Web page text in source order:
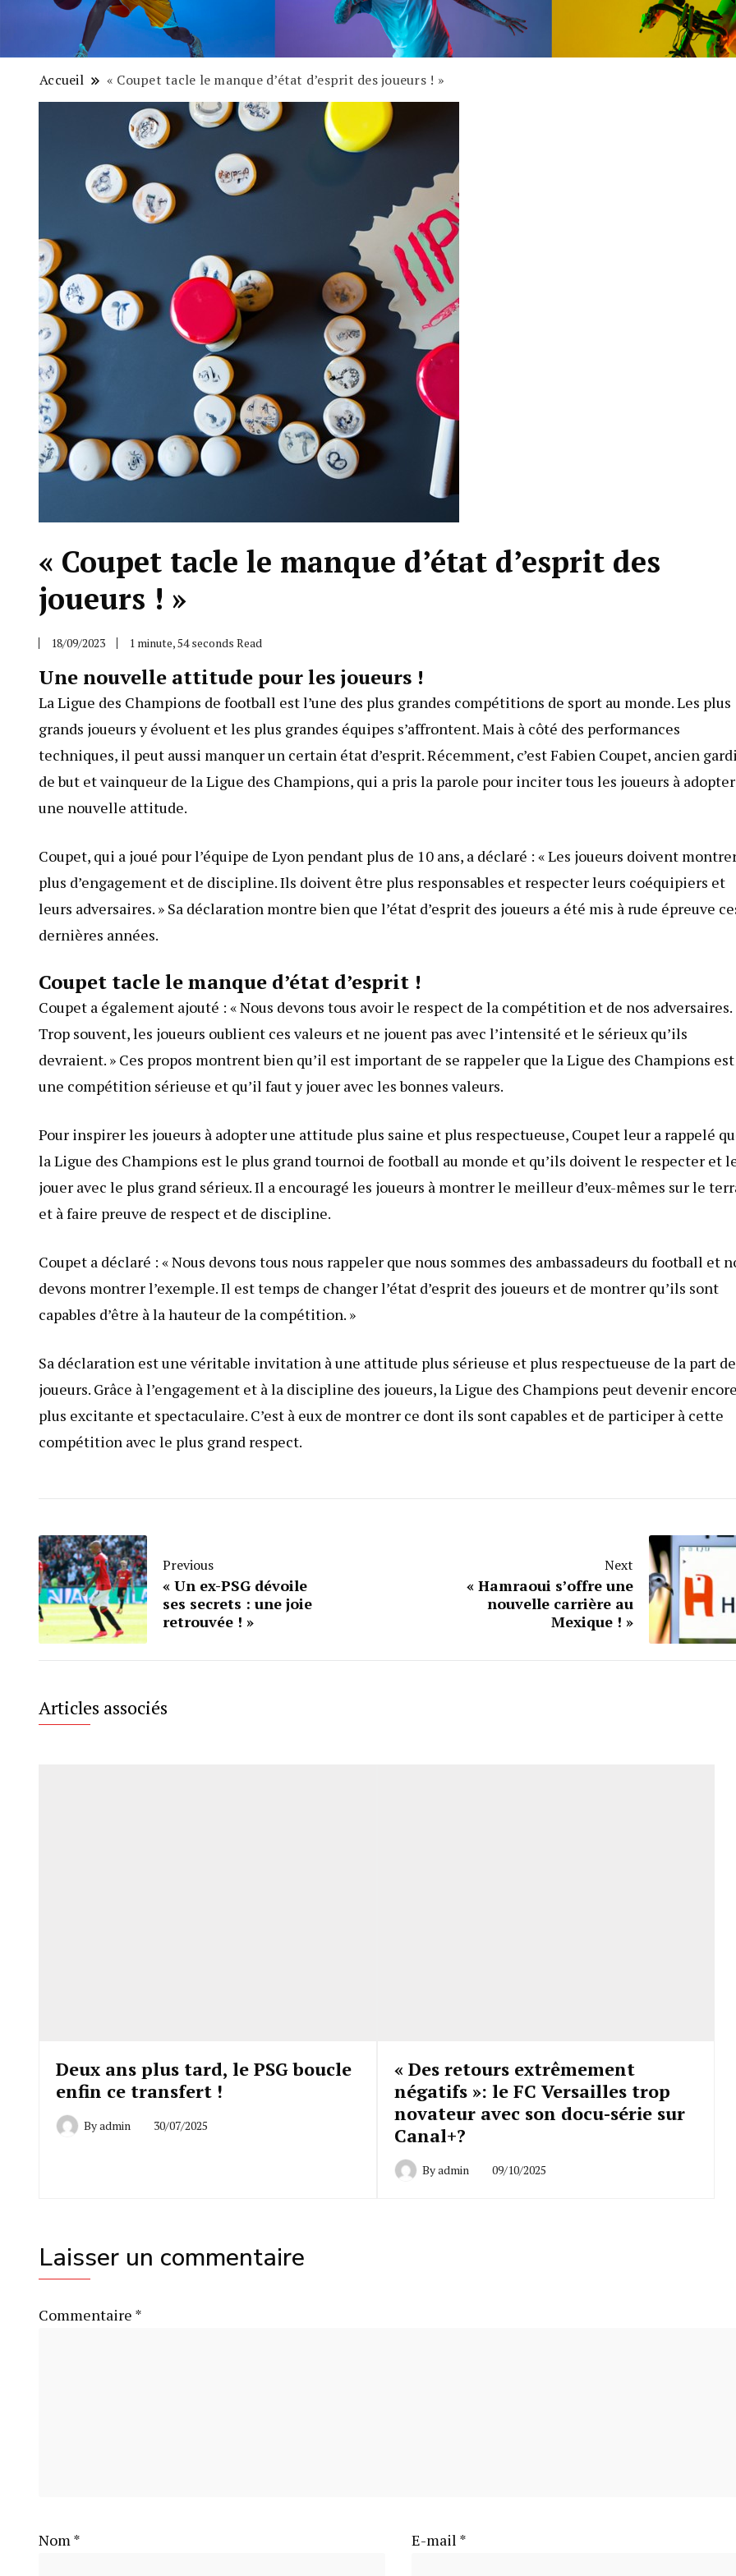
Accueil « Coupet tacle le manque d’état d’esprit des joueurs ! »
« Coupet tacle le manque d’état d’esprit des
joueurs ! »
18/09/2023 1 minute, 54 seconds Read
Une nouvelle attitude pour les joueurs !
La Ligue des Champions de football est l’une des plus grandes compétitions de sport au monde. Les plus
grands joueurs y évoluent et les plus grandes équipes s’affrontent. Mais à côté des performances
techniques, il peut aussi manquer un certain état d’esprit. Récemment, c’est Fabien Coupet, ancien
de but et vainqueur de la Ligue des Champions, qui a pris la parole pour inciter tous les joueurs à adopter
une nouvelle attitude.
Coupet, qui a joué pour l’équipe de Lyon pendant plus de 10 ans, a déclaré : « Les joueurs doivent
plus d’engagement et de discipline. Ils doivent être plus responsables et respecter leurs coéquipiers et
leurs adversaires. » Sa déclaration montre bien que l’état d’esprit des joueurs a été mis à rude épreuve
dernières années.
Coupet tacle le manque d’état d’esprit !
Coupet a également ajouté : « Nous devons tous avoir le respect de la compétition et de nos adversaires.
Trop souvent, les joueurs oublient ces valeurs et ne jouent pas avec l’intensité et le sérieux qu’ils
devraient. » Ces propos montrent bien qu’il est important de se rappeler que la Ligue des Champions est
une compétition sérieuse et qu’il faut y jouer avec les bonnes valeurs.
Pour inspirer les joueurs à adopter une attitude plus saine et plus respectueuse, Coupet leur a rappelé
la Ligue des Champions est le plus grand tournoi de football au monde et qu’ils doivent le respecter et
jouer avec le plus grand sérieux. Il a encouragé les joueurs à montrer le meilleur d’eux-mêmes sur le
et à faire preuve de respect et de discipline.
Coupet a déclaré : « Nous devons tous nous rappeler que nous sommes des ambassadeurs du football et
devons montrer l’exemple. Il est temps de changer l’état d’esprit des joueurs et de montrer qu’ils sont
capables d’être à la hauteur de la compétition. »
Sa déclaration est une véritable invitation à une attitude plus sérieuse et plus respectueuse de la part
joueurs. Grâce à l’engagement et à la discipline des joueurs, la Ligue des Champions peut devenir encore
plus excitante et spectaculaire. C’est à eux de montrer ce dont ils sont capables et de participer à cette
compétition avec le plus grand respect.
Previous
« Un ex-PSG dévoile
ses secrets : une joie
retrouvée ! »
Next
« Hamraoui s’offre une
nouvelle carrière au
Mexique ! »
Articles associés
Deux ans plus tard, le PSG boucle
enfin ce transfert !
Byadmin 30/07/2025
« Des retours extrêmement
négatifs »: le FC Versailles trop
novateur avec son docu-série sur
Canal+?
Byadmin 09/10/2025
Laisser un commentaire
Commentaire *
Nom* E-mail *